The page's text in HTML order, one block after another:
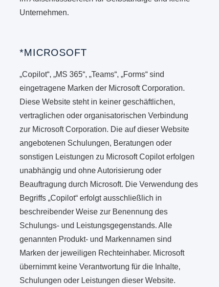
Unternehmen.
*MICROSOFT
„Copilot“, „MS 365“, „Teams“, „Forms“ sind
eingetragene Marken der Microsoft Corporation.
Diese Website steht in keiner geschäftlichen,
vertraglichen oder organisatorischen Verbindung
zur Microsoft Corporation. Die auf dieser Website
angebotenen Schulungen, Beratungen oder
sonstigen Leistungen zu Microsoft Copilot erfolgen
unabhängig und ohne Autorisierung oder
Beauftragung durch Microsoft. Die Verwendung des
Begriffs „Copilot“ erfolgt ausschließlich in
beschreibender Weise zur Benennung des
Schulungs- und Leistungsgegenstands. Alle
genannten Produkt- und Markennamen sind
Marken der jeweiligen Rechteinhaber. Microsoft
übernimmt keine Verantwortung für die Inhalte,
Schulungen oder Leistungen dieser Website.